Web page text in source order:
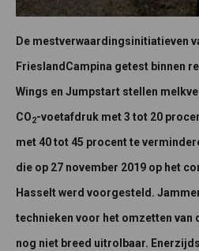
De mestverwaardingsinitiatieven
FrieslandCampina getest binnen
Wings en Jumpstart stellen
CO2-voetafdruk met 3 tot 20
met 40 tot 45 procent te
die op 27 november 2019 op het
Hasselt werd voorgesteld.
technieken voor het omzetten
nog niet breed uitrolbaar.